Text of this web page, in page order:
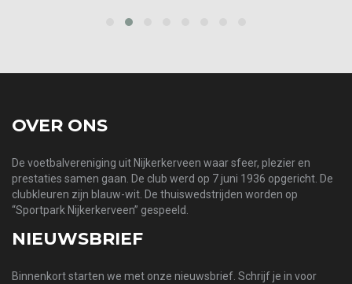
OVER ONS
De voetbalvereniging uit Nijkerkerveen waar sfeer, plezier en
prestaties samen gaan. De club werd op 7 juni 1936 opgericht. De
clubkleuren zijn blauw-wit. De thuiswedstrijden worden op
“Sportpark Nijkerkerveen” gespeeld.
NIEUWSBRIEF
Binnenkort starten we met onze nieuwsbrief. Schrijf je in voor